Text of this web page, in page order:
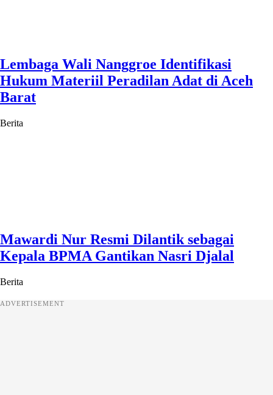
Lembaga Wali Nanggroe Identifikasi
Hukum Materiil Peradilan Adat di Aceh
Barat
Berita
Mawardi Nur Resmi Dilantik sebagai
Kepala BPMA Gantikan Nasri Djalal
Berita
ADVERTISEMENT